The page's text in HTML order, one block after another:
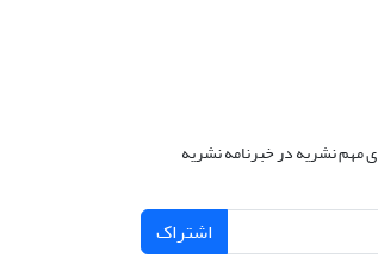
مهم نشریه در خبرنامه نشریه
اشتراک